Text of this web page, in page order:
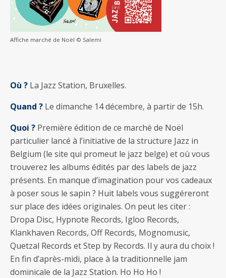
Affiche marché de Noël © Salemi
Où ? La Jazz Station, Bruxelles.
Quand ? Le dimanche 14 décembre, à partir de 15h.
Quoi ? Première édition de ce marché de Noël
particulier lancé à l’initiative de la structure Jazz in
Belgium (le site qui promeut le jazz belge) et où vous
trouverez les albums édités par des labels de jazz
présents. En manque d’imagination pour vos cadeaux
à poser sous le sapin ? Huit labels vous suggéreront
sur place des idées originales. On peut les citer :
Dropa Disc, Hypnote Records, Igloo Records,
Klankhaven Records, Off Records, Mognomusic,
Quetzal Records et Step by Records. Il y aura du choix !
En fin d’après-midi, place à la traditionnelle jam
dominicale de la Jazz Station. Ho Ho Ho !